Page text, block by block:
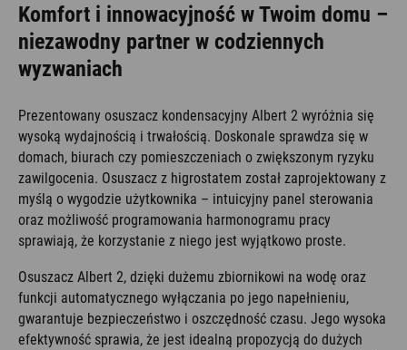
Komfort i innowacyjność w Twoim domu –
niezawodny partner w codziennych
wyzwaniach
Prezentowany osuszacz kondensacyjny Albert 2 wyróżnia się
wysoką wydajnością i trwałością. Doskonale sprawdza się w
domach, biurach czy pomieszczeniach o zwiększonym ryzyku
zawilgocenia. Osuszacz z higrostatem został zaprojektowany z
myślą o wygodzie użytkownika – intuicyjny panel sterowania
oraz możliwość programowania harmonogramu pracy
sprawiają, że korzystanie z niego jest wyjątkowo proste.
Osuszacz Albert 2, dzięki dużemu zbiornikowi na wodę oraz
funkcji automatycznego wyłączania po jego napełnieniu,
gwarantuje bezpieczeństwo i oszczędność czasu. Jego wysoka
efektywność sprawia, że jest idealną propozycją do dużych